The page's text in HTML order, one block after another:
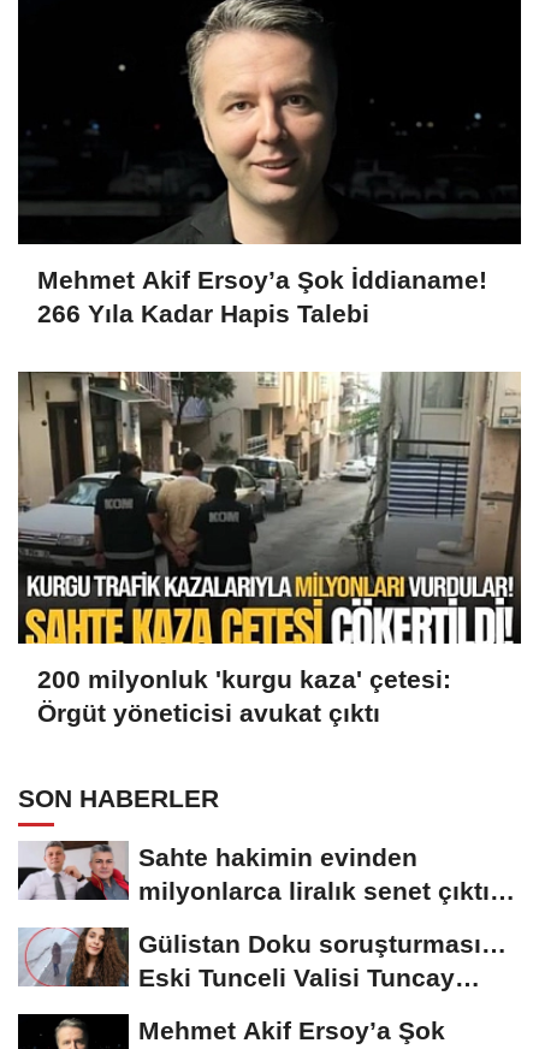
Mehmet Akif Ersoy’a Şok İddianame!
266 Yıla Kadar Hapis Talebi
200 milyonluk 'kurgu kaza' çetesi:
Örgüt yöneticisi avukat çıktı
SON HABERLER
Sahte hakimin evinden
milyonlarca liralık senet çıktı:
Gülistan Doku soruşturması…
Eski Tunceli Valisi Tuncay
Mehmet Akif Ersoy’a Şok